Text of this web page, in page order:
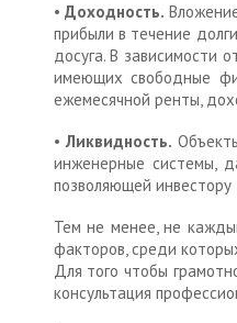
• Доходность.
прибыли в течение
досуга. В зависимости
имеющих свободные
ежемесячной ренты,
•Ликвидность.
инженерные системы,
позволяющей инвестору
Тем не менее, не
факторов, среди
Для того чтобы
консультация